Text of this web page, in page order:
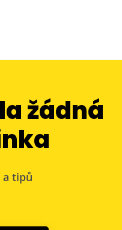
žádná
a tipů